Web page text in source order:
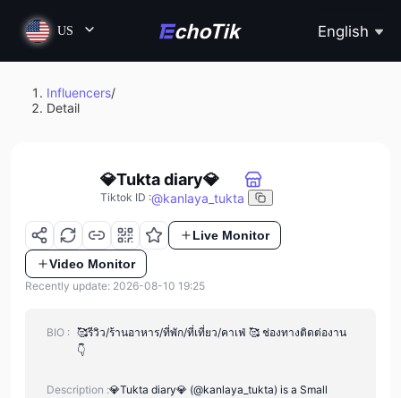
US English
Influencers/
Detail
💎Tukta diary💎
Tiktok ID :@kanlaya_tukta
Live Monitor
Video Monitor
Recently update: 2026-08-10 19:25
BIO : 🥰รีวิว/ร้านอาหาร/ที่พัก/ที่เที่ยว/คาเฟ่ 🥰 ช่องทางติดต่องาน
👇
Description :💎Tukta diary💎 (@kanlaya_tukta) is a Small